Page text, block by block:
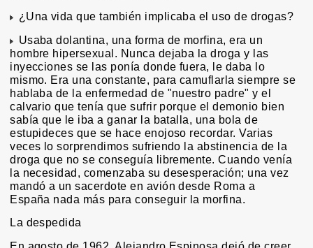
¿Una vida que también implicaba el uso de drogas?
Usaba dolantina, una forma de morfina, era un
hombre hipersexual. Nunca dejaba la droga y las
inyecciones se las ponía donde fuera, le daba lo
mismo. Era una constante, para camuflarla siempre se
hablaba de la enfermedad de "nuestro padre" y el
calvario que tenía que sufrir porque el demonio bien
sabía que le iba a ganar la batalla, una bola de
estupideces que se hace enojoso recordar. Varias
veces lo sorprendimos sufriendo la abstinencia de la
droga que no se conseguía libremente. Cuando venía
la necesidad, comenzaba su desesperación; una vez
mandó a un sacerdote en avión desde Roma a
España nada más para conseguir la morfina.
La despedida